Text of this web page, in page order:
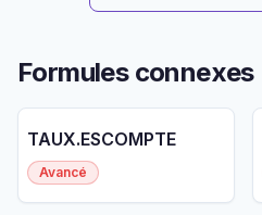
Formules connexes
TAUX.ESCOMPTE
Avancé